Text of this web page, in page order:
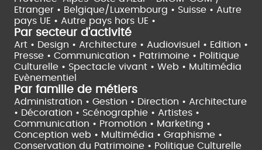
Etranger • Belgique/Luxembourg • Suisse • Autre
pays UE • Autre pays hors UE •
Par secteur d'activité
Art • Design • Architecture • Audiovisuel • Edition •
Presse • Communication • Patrimoine • Politique
Culturelle • Spectacle vivant • Web • Multimédia
Evènementiel
Par famille de métiers
Administration • Gestion • Direction • Architecture
• Décoration • Scénographie • Artistes •
Communication • Promotion • Marketing •
Conception web • Multimédia • Graphisme •
Conservation du Patrimoine • Politique Culturelle